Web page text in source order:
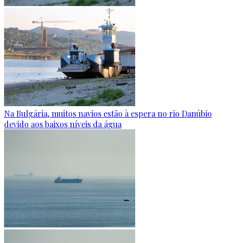
Na Bulgária, muitos navios estão à espera no rio Danúbio
devido aos baixos níveis da água